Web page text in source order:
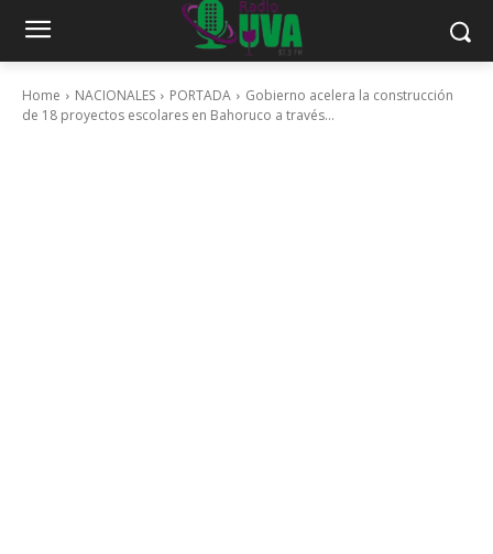
Home NACIONALES PORTADA
Gobierno acelera la construcción
de 18 proyectos escolares en Bahoruco a través...